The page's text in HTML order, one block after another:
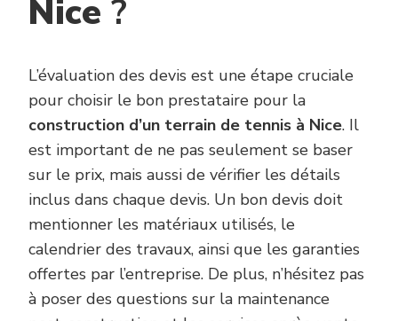
Nice ?
L’évaluation des devis est une étape cruciale
pour choisir le bon prestataire pour la
construction d’un terrain de tennis à Nice. Il
est important de ne pas seulement se baser
sur le prix, mais aussi de vérifier les détails
inclus dans chaque devis. Un bon devis doit
mentionner les matériaux utilisés, le
calendrier des travaux, ainsi que les garanties
offertes par l’entreprise. De plus, n’hésitez pas
à poser des questions sur la maintenance